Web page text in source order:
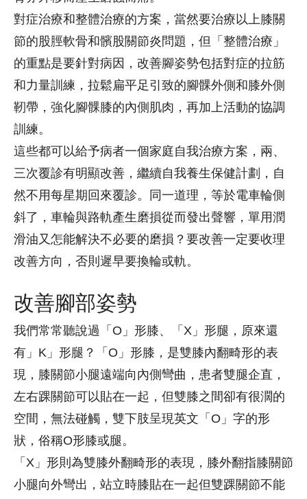
對症治療和整體治療的方案，當然要治療以上膝關
節的股脛軟骨和髕股關節炎問題，但「整體治療」
的重點是要針對病因，改善腳姿勢包括對症的拉筋
和力量訓練，拉鬆扁平足引致的腳髁外側和膝外側
靭帶，強化腳髁膝的內側肌肉，再加上活動的協調
訓練。
這些都可以給予病者一個家庭自我治療方案，兩、
三次覆診有明顯改善，繼續自我養生保健計劃，自
然不用每星期回來覆診。同一道理，等於電車輪側
斜了，車輪與路軌產生磨損從而發出聲響，單用潤
滑油又怎能解決不必要的磨損？要改善一定要收理
改善方向，否則遲早要換輪或軌。
改善腳部姿勢
我們常常聽說過「O」形膝、「X」形腿，原來還
有」K」形腿？「O」形膝，是雙膝內翻畸形的表
現，膝關節小腿遠端向內側彎曲，患者雙腿企直，
左右踝關節可以貼在一起，但雙膝之間卻有很濶的
空間，無法碰觸，雙下肢呈現英文「O」字的形
狀，俗稱O形膝或腿。
「X」形則為雙膝外翻畸形的表現，膝外翻指膝關節
小腿向外彎出，站立時膝貼在一起但雙踝關節不能